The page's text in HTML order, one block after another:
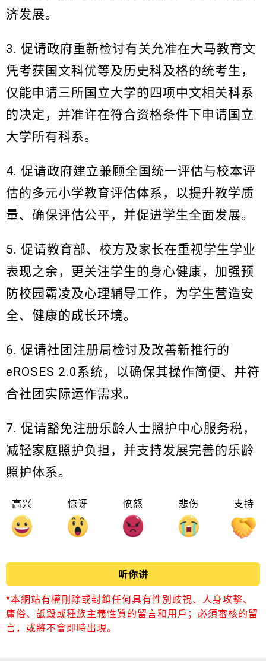
济发展。
3. 促请政府重新检讨有关允准在大马教育文
凭考获国文科优等及历史科及格的统考生，
仅能申请三所国立大学的四项中文相关科系
的决定，并准许在符合资格条件下申请国立
大学所有科系。
4. 促请政府建立兼顾全国统一评估与校本评
估的多元小学教育评估体系，以提升教学质
量、确保评估公平，并促进学生全面发展。
5. 促请教育部、校方及家长在重视学生学业
表现之余，更关注学生的身心健康，加强预
防校园霸凌及心理辅导工作，为学生营造安
全、健康的成长环境。
6. 促请社团注册局检讨及改善新推行的
eROSES 2.0系统，以确保其操作简便、并符
合社团实际运作需求。
7. 促请豁免注册乐龄人士照护中心服务税，
减轻家庭照护负担，并支持发展完善的乐龄
照护体系。
高兴 惊讶 愤怒 悲伤 支持
听你讲
*本網站有權刪除或封鎖任何具有性別歧視、人身攻擊、
庸俗、詆毀或種族主義性質的留言和用戶；必須審核的留
言，或將不會即時出現。